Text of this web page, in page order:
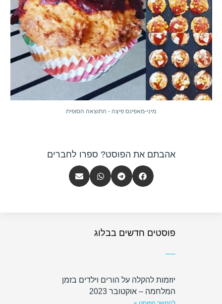
מיני-מאפינס פיצה - התוצאה הסופית
אהבתם את הפוסט? ספרו לחברים
פוסטים חדשים בבלוג
יוזמות להקלה על הורים וילדים בזמן
המלחמה – אוקטובר 2023